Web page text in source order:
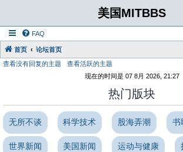
美国MITBBS
FAQ
首页 论坛首页
查看没有回复的主题
查看活跃的主题
现在的时间是 07 8月 2026, 21:27
热门版块
无所不谈 科学技术 股海弄潮 书
世界新闻 美国新闻 运动与健康